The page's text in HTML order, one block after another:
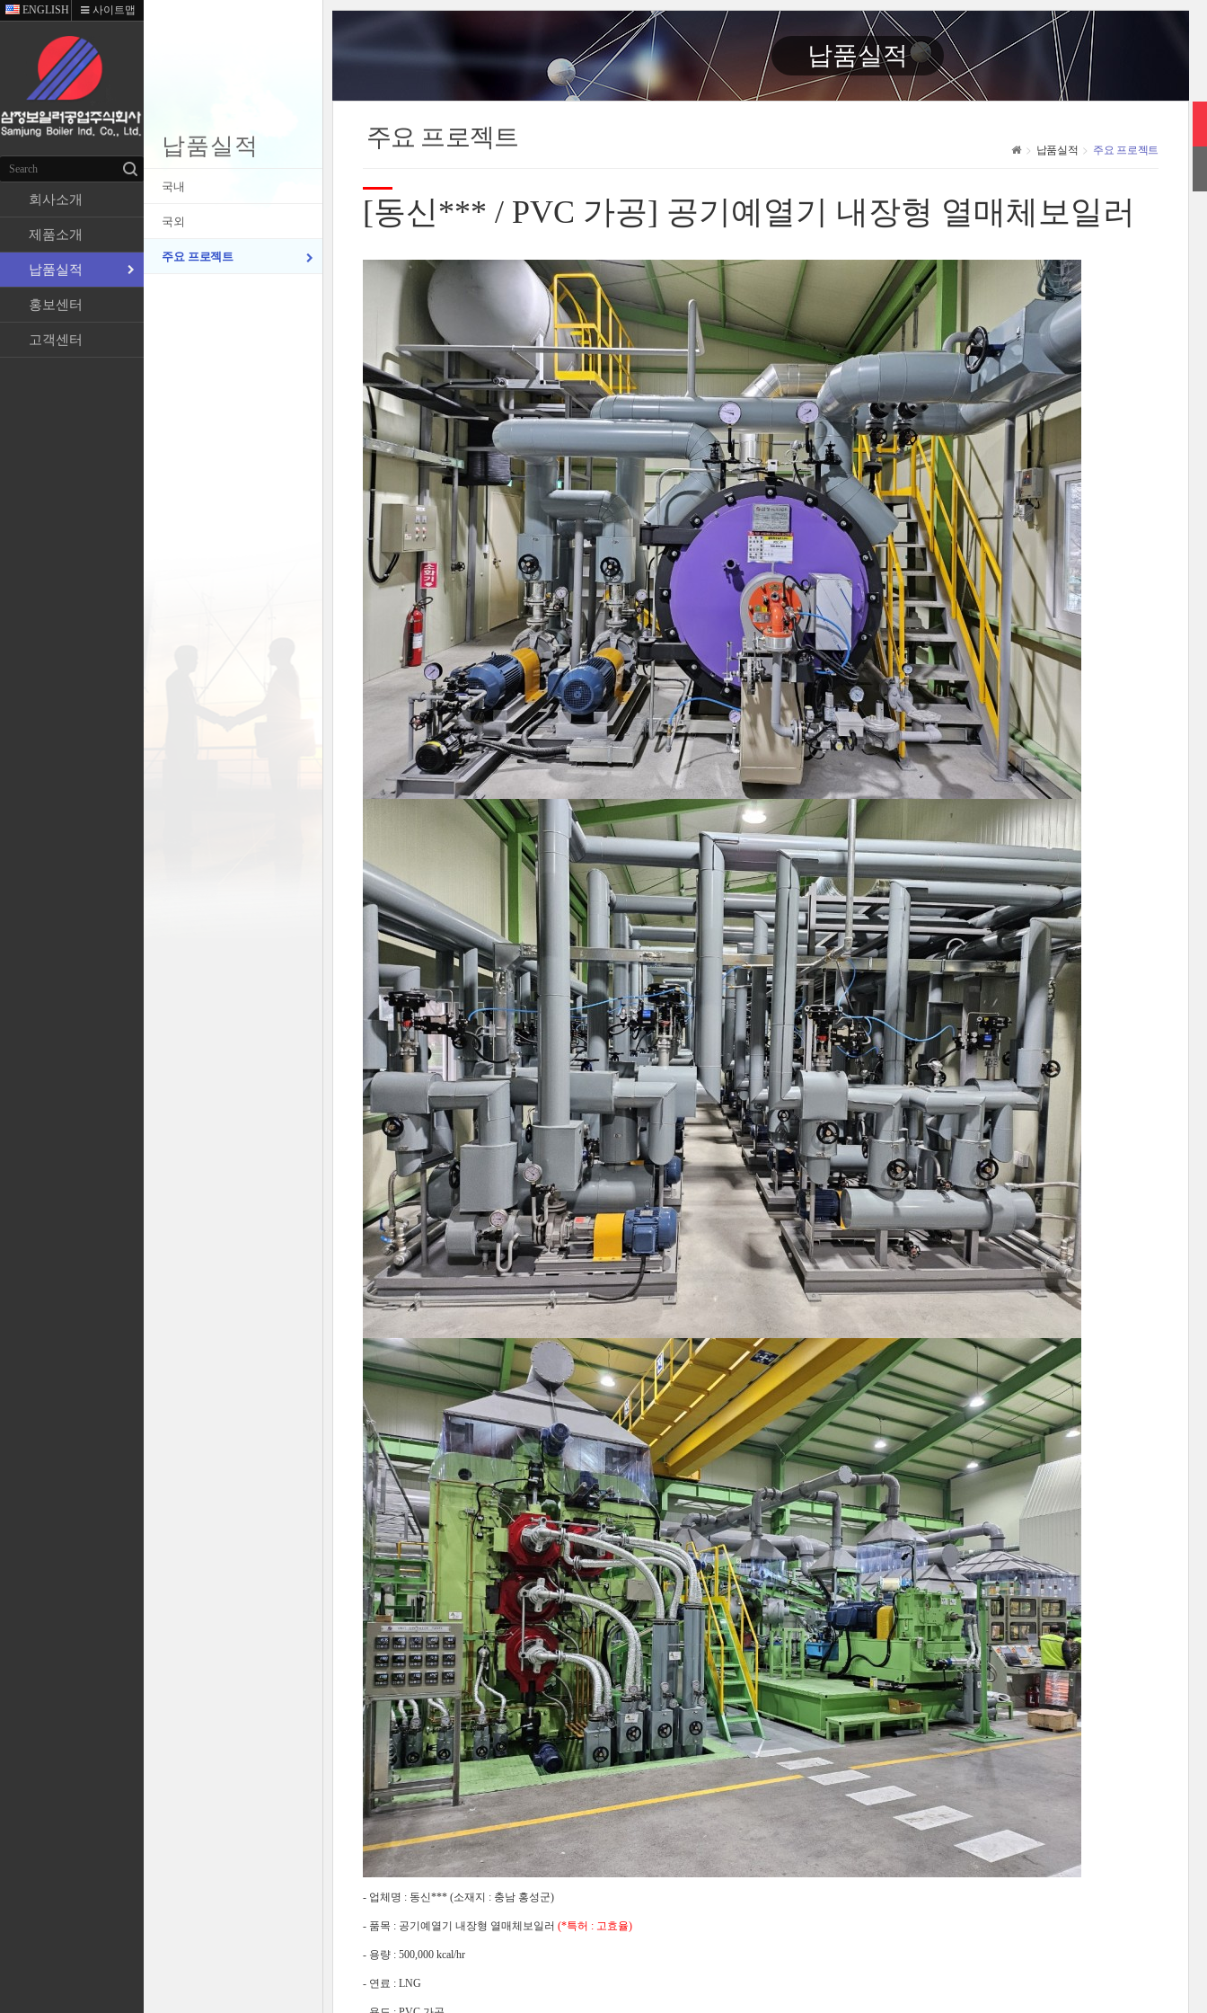
ENGLISH 사이트맵
회사소개
제품소개
납품실적
홍보센터
고객센터
납품실적
납품실적
국내
국외
주요 프로젝트
주요 프로젝트 납품실적 주요 프로젝트
[동신*** / PVC 가공] 공기예열기 내장형 열매체보일러
- 업체명 : 동신*** (소재지 : 충남 홍성군)
- 품목 : 공기예열기 내장형 열매체보일러 (*특허 : 고효율)
- 용량 : 500,000 kcal/hr
- 연료 : LNG